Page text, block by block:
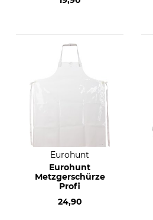
Eurohunt
Eurohunt
Metzgerschürze
Profi
24,90